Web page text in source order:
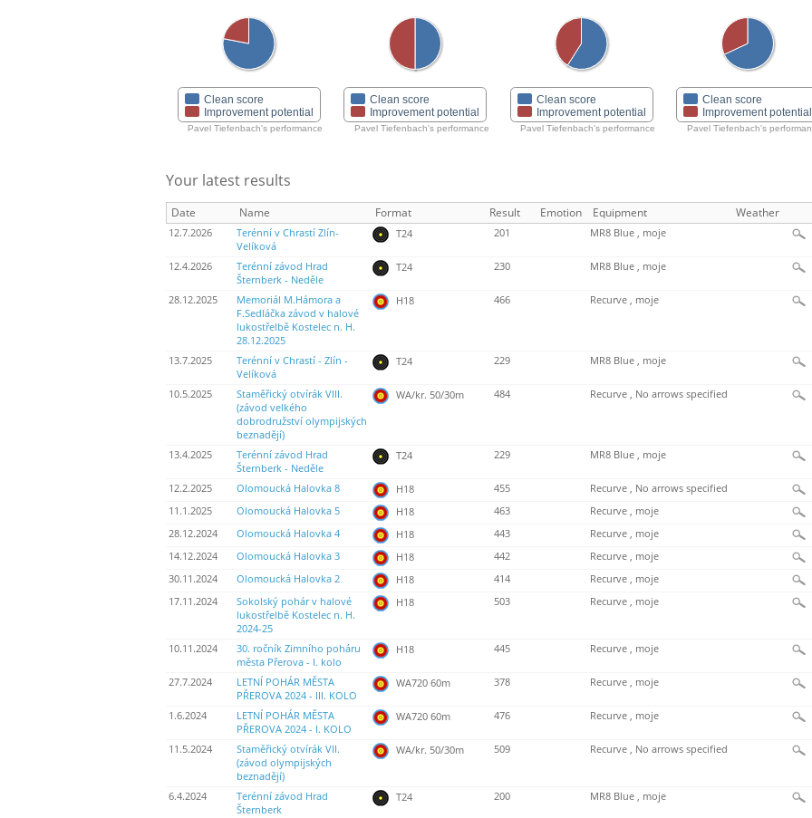
Clean score
Improvement potential
Pavel Tiefenbach's performance
Clean score
Improvement potential
Pavel Tiefenbach's performance
Clean score
Improvement potential
Pavel Tiefenbach's performance
Clean score
Improvement potential
Pavel Tiefenbach's
Your latest results
Date Name Format Result Emotion Equipment Weather
12.7.2026
Terénní v Chrastí Zlín-
Velíková
T24 201 MR8 Blue , moje
12.4.2026
Terénní závod Hrad
Šternberk - Neděle
T24 230 MR8 Blue , moje
28.12.2025
Memoriál M.Hámora a
F.Sedláčka závod v halové
lukostřelbě Kostelec n. H.
28.12.2025
H18 466 Recurve , moje
13.7.2025
Terénní v Chrastí - Zlín -
Velíková
T24 229 MR8 Blue , moje
10.5.2025
Staměřický otvírák VIII.
(závod velkého
dobrodružství olympijských
beznadějí)
WA/kr. 50/30m 484 Recurve , No arrows specified
13.4.2025
Terénní závod Hrad
Šternberk - Neděle
T24 229 MR8 Blue , moje
12.2.2025 Olomoucká Halovka 8 H18 455
Recurve , No arrows specified
11.1.2025
Olomoucká Halovka 5 H18 463
Recurve , moje
28.12.2024
Olomoucká Halovka 4 H18 443
Recurve , moje
14.12.2024
Olomoucká Halovka 3 H18 442
Recurve , moje
30.11.2024
Olomoucká Halovka 2 H18 414
Recurve , moje
17.11.2024
Sokolský pohár v halové
lukostřelbě Kostelec n. H.
2024-25
H18 503 Recurve , moje
10.11.2024
30. ročník Zimního poháru
města Přerova - I. kolo
H18 445 Recurve , moje
27.7.2024
LETNÍ POHÁR MĚSTA
PŘEROVA 2024 - III. KOLO
WA720 60m 378 Recurve , moje
1.6.2024
LETNÍ POHÁR MĚSTA
PŘEROVA 2024 - I. KOLO
WA720 60m 476 Recurve , moje
11.5.2024
Staměřický otvírák VII.
(závod olympijských
beznadějí)
WA/kr. 50/30m 509 Recurve , No arrows specified
6.4.2024
Terénní závod Hrad
Šternberk
T24 200 MR8 Blue , moje